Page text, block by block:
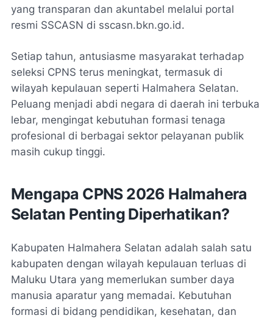
yang transparan dan akuntabel melalui portal
resmi SSCASN di sscasn.bkn.go.id.
Setiap tahun, antusiasme masyarakat terhadap
seleksi CPNS terus meningkat, termasuk di
wilayah kepulauan seperti Halmahera Selatan.
Peluang menjadi abdi negara di daerah ini terbuka
lebar, mengingat kebutuhan formasi tenaga
profesional di berbagai sektor pelayanan publik
masih cukup tinggi.
Mengapa CPNS 2026 Halmahera
Selatan Penting Diperhatikan?
Kabupaten Halmahera Selatan adalah salah satu
kabupaten dengan wilayah kepulauan terluas di
Maluku Utara yang memerlukan sumber daya
manusia aparatur yang memadai. Kebutuhan
formasi di bidang pendidikan, kesehatan, dan